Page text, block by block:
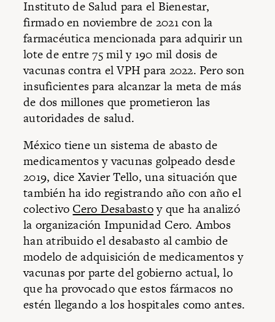
Instituto de Salud para el Bienestar,
firmado en noviembre de 2021 con la
farmacéutica mencionada para adquirir un
lote de entre 75 mil y 190 mil dosis de
vacunas contra el VPH para 2022. Pero son
insuficientes para alcanzar la meta de más
de dos millones que prometieron las
autoridades de salud.
México tiene un sistema de abasto de
medicamentos y vacunas golpeado desde
2019, dice Xavier Tello, una situación que
también ha ido registrando año con año el
colectivo Cero Desabastoy que ha analizó
la organización Impunidad Cero. Ambos
han atribuido el desabasto al cambio de
modelo de adquisición de medicamentos y
vacunas por parte del gobierno actual, lo
que ha provocado que estos fármacos no
estén llegando a los hospitales como antes.